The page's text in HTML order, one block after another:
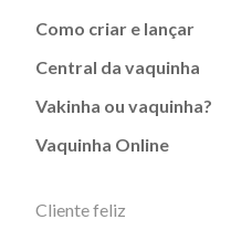
Como criar e lançar
Central da vaquinha
Vakinha ou vaquinha?
Vaquinha Online
Cliente feliz